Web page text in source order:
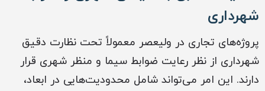
شهرداری
پروژه‌های تجاری در ولیعصر معمولاً تحت نظارت دقیق
شهرداری از نظر رعایت ضوابط سیما و منظر شهری قرار
دارند. این امر می‌تواند شامل محدودیت‌هایی در ابعاد،